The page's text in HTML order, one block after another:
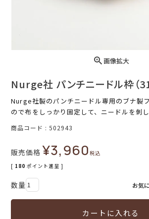
画像拡大
Nurge社 パンチニードル枠（
Nurge社製のパンチニードル専用のブナ製
ので布をしっかり固定して、ニードルを刺し
商品コード 502943
販売価格 ¥3,960税込
[ 180 ポイント進呈 ]
お気
カートに入れる